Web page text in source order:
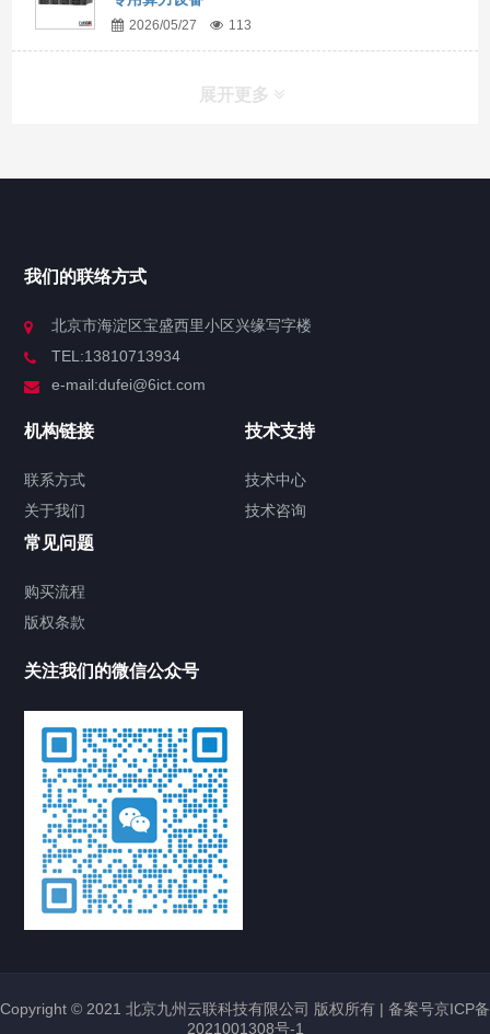
2026/05/27 113
展开更多
解决方案
产品中心 新闻中心
2024/09/27
无线AP室内AP室内无线AP新华三金牌代理
超聚变FusionServer 2158H V8服务器
2U1路机架服务器
2026/07/24
FusionServer 2158H V8
2158H V8 超聚变服务器 超聚变服务器代理
新华三H3C UniServer R4930 G7服务器
国产服务器 海光处理器
2025/04/18
华为USG6305E-AC防火墙
我们的联络方式
北京市海淀区宝盛西里小区兴缘写字楼
TEL:13810713934
e-mail:dufei@6ict.com
机构链接
联系方式
关于我们
技术支持
技术中心
技术咨询
常见问题
购买流程
版权条款
关注我们的微信公众号
Copyright © 2021 北京九州云联科技有限公司 版权所有 | 备案号京ICP备
2021001308号-1